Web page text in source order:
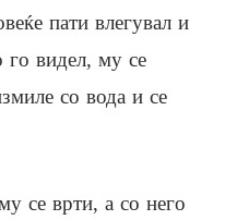
пати влегувал и
го видел, му се
со вода и се
се врти, а со него